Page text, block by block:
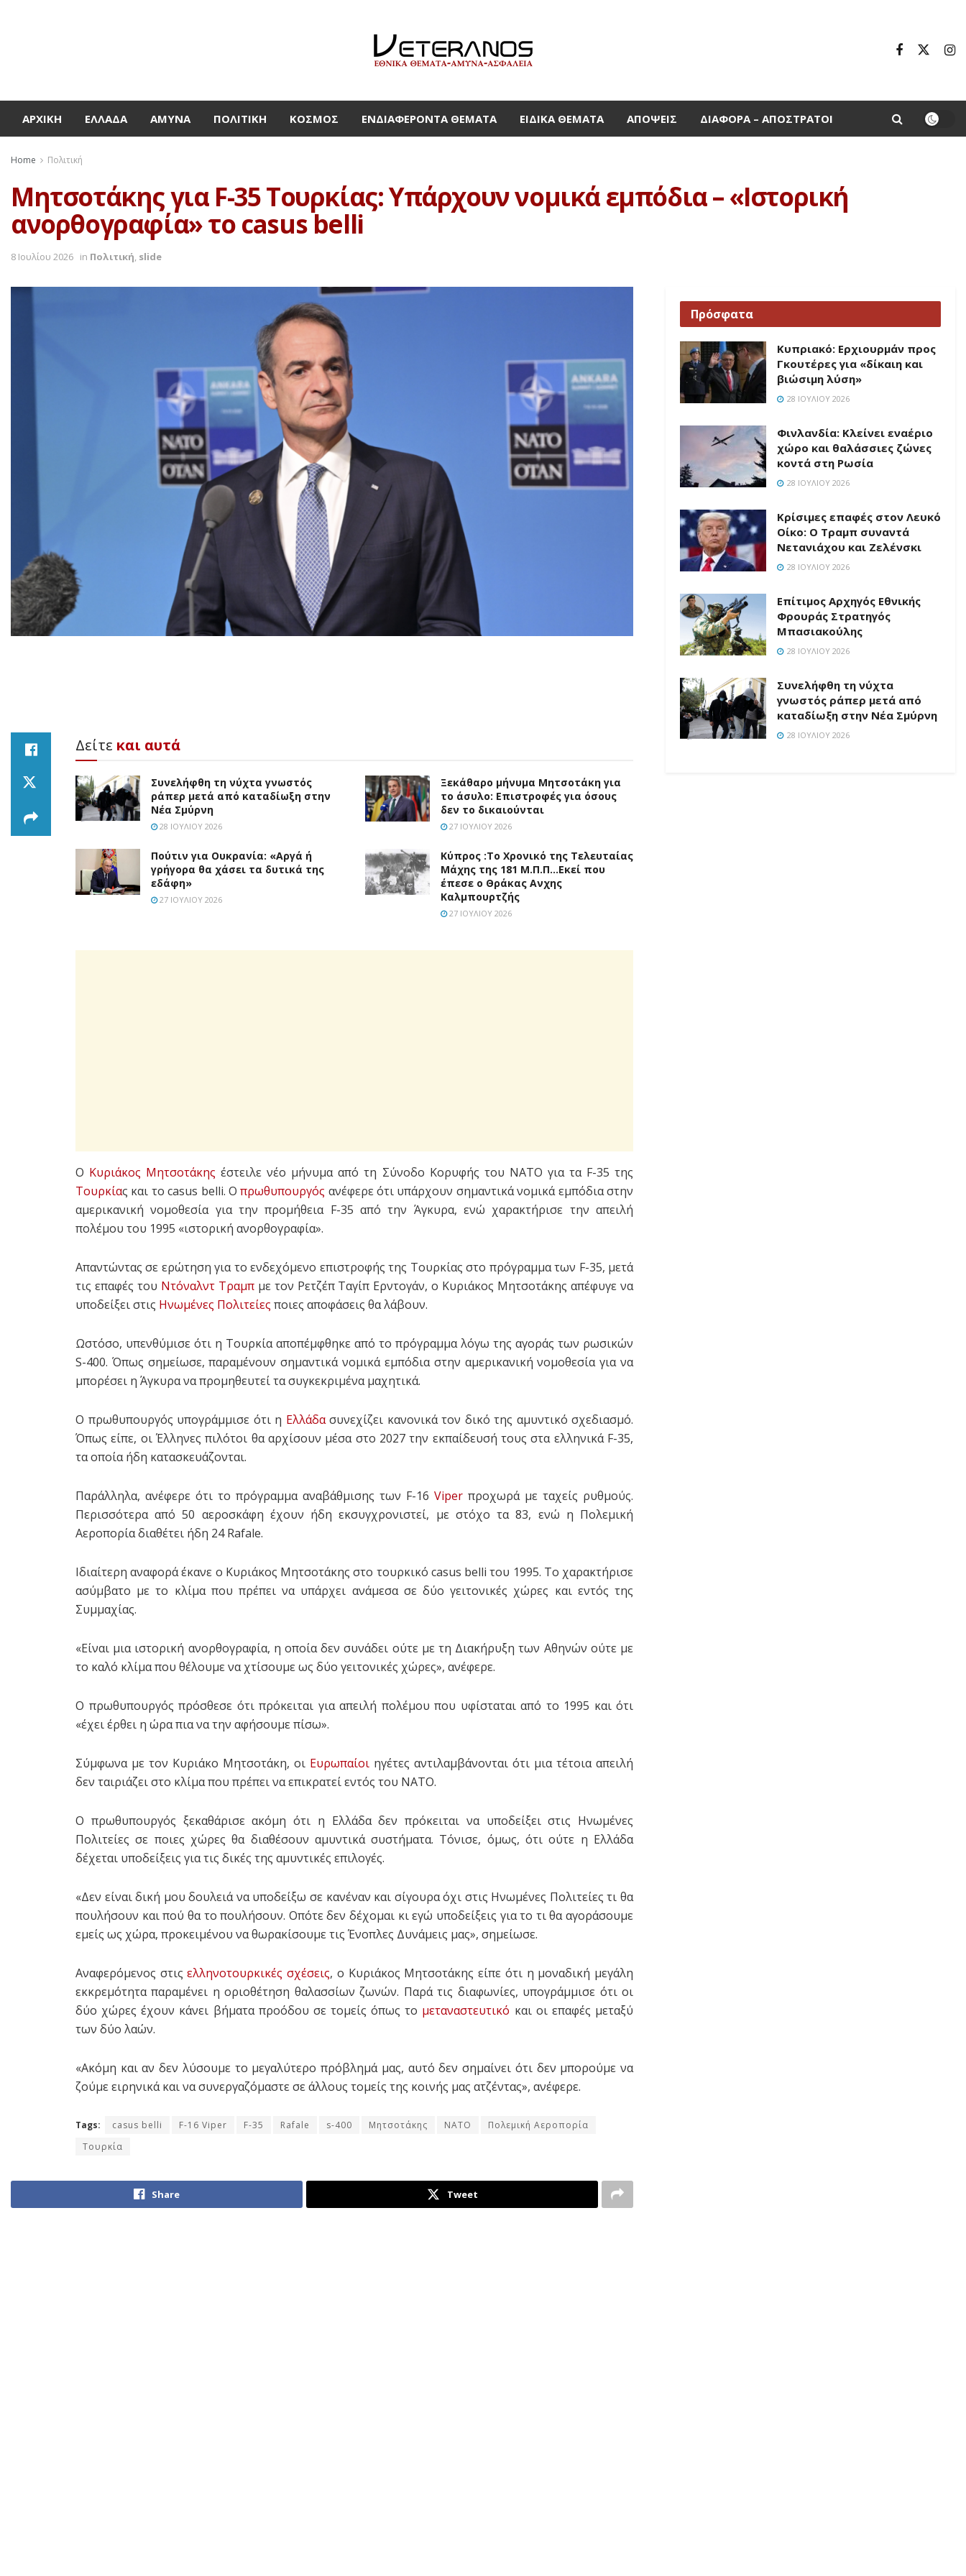
ΑΡΧΙΚΉ ΕΛΛΆΔΑ ΆΜΥΝΑ ΠΟΛΙΤΙΚΉ ΚΌΣΜΟΣ ΕΝΔΙΑΦΈΡΟΝΤΑ ΘΈΜΑΤΑ ΕΙΔΙΚΆ ΘΈΜΑΤΑ ΑΠΌΨΕΙΣ ΔΙΆΦΟΡΑ – ΑΠΌΣΤΡΑΤΟΙ
Home Πολιτική
Μητσοτάκης για F-35 Τουρκίας: Υπάρχουν νομικά εμπόδια – «Ιστορική
ανορθογραφία» το casus belli
8 Ιουλίου 2026 in Πολιτική, slide
Δείτε και αυτά
Συνελήφθη τη νύχτα γνωστός
ράπερ μετά από καταδίωξη στην
Νέα Σμύρνη
28 ΙΟΥΛΊΟΥ 2026
Ξεκάθαρο μήνυμα Μητσοτάκη για
το άσυλο: Επιστροφές για όσους
δεν το δικαιούνται
27 ΙΟΥΛΊΟΥ 2026
Πούτιν για Ουκρανία: «Αργά ή
γρήγορα θα χάσει τα δυτικά της
εδάφη»
27 ΙΟΥΛΊΟΥ 2026
Κύπρος :Το Χρονικό της Τελευταίας
Μάχης της 181 Μ.Π.Π…Εκεί που
έπεσε ο Θράκας Ανχης
Καλμπουρτζής
27 ΙΟΥΛΊΟΥ 2026
Ο Κυριάκος Μητσοτάκης έστειλε νέο μήνυμα από τη Σύνοδο Κορυφής του ΝΑΤΟ για τα F-35 της
Τουρκίας και το casus belli. Οπρωθυπουργός ανέφερε ότι υπάρχουν σημαντικά νομικά εμπόδια στην
αμερικανική νομοθεσία για την προμήθεια F-35 από την Άγκυρα, ενώ χαρακτήρισε την απειλή
πολέμου του 1995 «ιστορική ανορθογραφία».
Απαντώντας σε ερώτηση για το ενδεχόμενο επιστροφής της Τουρκίας στο πρόγραμμα των F-35, μετά
τις επαφές του Ντόναλντ Τραμπμε τον Ρετζέπ Ταγίπ Ερντογάν, ο Κυριάκος Μητσοτάκης απέφυγε να
υποδείξει στις Ηνωμένες Πολιτείες ποιες αποφάσεις θα λάβουν.
Ωστόσο, υπενθύμισε ότι η Τουρκία αποπέμφθηκε από το πρόγραμμα λόγω της αγοράς των ρωσικών
S-400. Όπως σημείωσε, παραμένουν σημαντικά νομικά εμπόδια στην αμερικανική νομοθεσία για να
μπορέσει η Άγκυρα να προμηθευτεί τα συγκεκριμένα μαχητικά.
Ο πρωθυπουργός υπογράμμισε ότι η Ελλάδασυνεχίζει κανονικά τον δικό της αμυντικό σχεδιασμό.
Όπως είπε, οι Έλληνες πιλότοι θα αρχίσουν μέσα στο 2027 την εκπαίδευσή τους στα ελληνικά F-35,
τα οποία ήδη κατασκευάζονται.
Παράλληλα, ανέφερε ότι το πρόγραμμα αναβάθμισης των F-16 Viper προχωρά με ταχείς ρυθμούς.
Περισσότερα από 50 αεροσκάφη έχουν ήδη εκσυγχρονιστεί, με στόχο τα 83, ενώ η Πολεμική
Αεροπορία διαθέτει ήδη 24 Rafale.
Ιδιαίτερη αναφορά έκανε ο Κυριάκος Μητσοτάκης στο τουρκικό casus belli του 1995. Το χαρακτήρισε
ασύμβατο με το κλίμα που πρέπει να υπάρχει ανάμεσα σε δύο γειτονικές χώρες και εντός της
Συμμαχίας.
«Είναι μια ιστορική ανορθογραφία, η οποία δεν συνάδει ούτε με τη Διακήρυξη των Αθηνών ούτε με
το καλό κλίμα που θέλουμε να χτίσουμε ως δύο γειτονικές χώρες», ανέφερε.
Ο πρωθυπουργός πρόσθεσε ότι πρόκειται για απειλή πολέμου που υφίσταται από το 1995 και ότι
«έχει έρθει η ώρα πια να την αφήσουμε πίσω».
Σύμφωνα με τον Κυριάκο Μητσοτάκη, οι Ευρωπαίοι ηγέτες αντιλαμβάνονται ότι μια τέτοια απειλή
δεν ταιριάζει στο κλίμα που πρέπει να επικρατεί εντός του ΝΑΤΟ.
Ο πρωθυπουργός ξεκαθάρισε ακόμη ότι η Ελλάδα δεν πρόκειται να υποδείξει στις Ηνωμένες
Πολιτείες σε ποιες χώρες θα διαθέσουν αμυντικά συστήματα. Τόνισε, όμως, ότι ούτε η Ελλάδα
δέχεται υποδείξεις για τις δικές της αμυντικές επιλογές.
«Δεν είναι δική μου δουλειά να υποδείξω σε κανέναν και σίγουρα όχι στις Ηνωμένες Πολιτείες τι θα
πουλήσουν και πού θα το πουλήσουν. Οπότε δεν δέχομαι κι εγώ υποδείξεις για το τι θα αγοράσουμε
εμείς ως χώρα, προκειμένου να θωρακίσουμε τις Ένοπλες Δυνάμεις μας», σημείωσε.
Αναφερόμενος στιςελληνοτουρκικές σχέσεις, ο Κυριάκος Μητσοτάκης είπε ότι η μοναδική μεγάλη
εκκρεμότητα παραμένει η οριοθέτηση θαλασσίων ζωνών. Παρά τις διαφωνίες, υπογράμμισε ότι οι
δύο χώρες έχουν κάνει βήματα προόδου σε τομείς όπως το μεταναστευτικό και οι επαφές μεταξύ
των δύο λαών.
«Ακόμη και αν δεν λύσουμε το μεγαλύτερο πρόβλημά μας, αυτό δεν σημαίνει ότι δεν μπορούμε να
ζούμε ειρηνικά και να συνεργαζόμαστε σε άλλους τομείς της κοινής μας ατζέντας», ανέφερε.
Tags: casus belli F-16 Viper F-35 Rafale s-400 Μητσοτάκης ΝΑΤΟ
Πολεμική Αεροπορία
Τουρκία
Share Tweet
Πρόσφατα
Κυπριακό: Ερχιουρμάν προς
Γκουτέρες για «δίκαιη και
βιώσιμη λύση»
28 ΙΟΥΛΊΟΥ 2026
Φινλανδία: Κλείνει εναέριο
χώρο και θαλάσσιες ζώνες
κοντά στη Ρωσία
28 ΙΟΥΛΊΟΥ 2026
Κρίσιμες επαφές στον Λευκό
Οίκο: Ο Τραμπ συναντά
Νετανιάχου και Ζελένσκι
28 ΙΟΥΛΊΟΥ 2026
Επίτιμος Αρχηγός Εθνικής
Φρουράς Στρατηγός
Μπασιακούλης
28 ΙΟΥΛΊΟΥ 2026
Συνελήφθη τη νύχτα
γνωστός ράπερ μετά από
καταδίωξη στην Νέα Σμύρνη
28 ΙΟΥΛΊΟΥ 2026